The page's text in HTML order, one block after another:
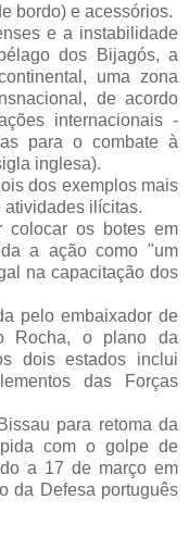
bordo) e acessórios.
e a instabilidade
dos Bijagós, a
uma zona
de acordo
internacionais -
para o combate à
inglesa).
dos exemplos mais
ilícitas.
colocar os botes em
a ação como "um
na capacitação dos
pelo embaixador de
Rocha, o plano da
dois estados inclui
das Forças
para retoma da
com o golpe de
a 17 de março em
da Defesa português